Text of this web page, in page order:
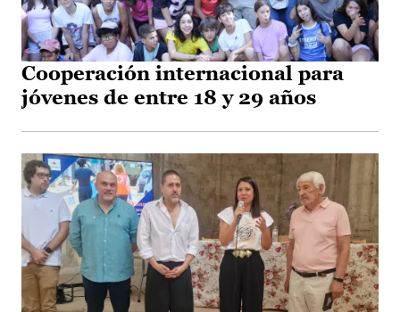
Cooperación internacional para
jóvenes de entre 18 y 29 años